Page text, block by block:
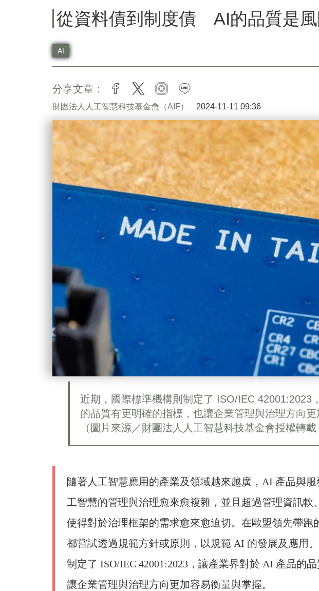
從資料債到制度債 AI的品質是風
AI
分享文章： facebook
twitter instagram
財團法人人工智慧科技基金會（AIF） 2024-11-11 09:36
近期，國際標準機構則制定了 ISO/IEC 42001:2023
的品質有更明確的指標，也讓企業管理與治理方向更
（圖片來源／財團法人人工智慧科技基金會授權轉載
隨著人工智慧應用的產業及領域越來越廣，AI 產品與
工智慧的管理與治理愈來愈複雜，並且超過管理資訊軟
使得對於治理框架的需求愈來愈迫切。在歐盟領先帶跑
都嘗試透過規範方針或原則，以規範 AI 的發展及應用
制定了 ISO/IEC 42001:2023，讓產業界對於 AI 產品的
讓企業管理與治理方向更加容易衡量與掌握。